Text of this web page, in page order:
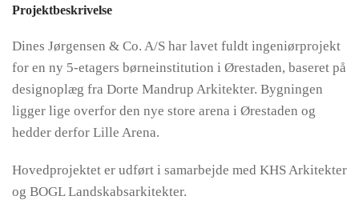
Projektbeskrivelse
Dines Jørgensen & Co. A/S har lavet fuldt ingeniørprojekt
for en ny 5-etagers børneinstitution i Ørestaden, baseret på
designoplæg fra Dorte Mandrup Arkitekter. Bygningen
ligger lige overfor den nye store arena i Ørestaden og
hedder derfor Lille Arena.
Hovedprojektet er udført i samarbejde med KHS Arkitekter
og BOGL Landskabsarkitekter.